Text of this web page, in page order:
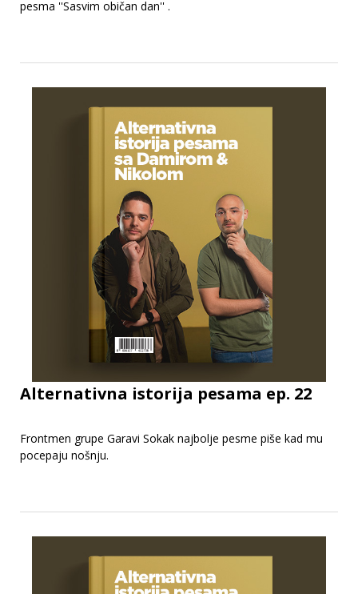
pesma ''Sasvim običan dan'' .
Alternativna istorija pesama ep. 22
Frontmen grupe Garavi Sokak najbolje pesme piše kad mu
pocepaju nošnju.